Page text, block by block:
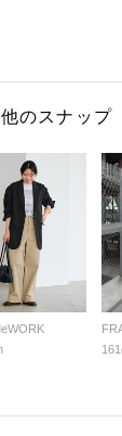
のスナップ